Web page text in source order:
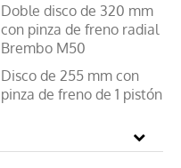
Doble disco de 320 mm
con pinza de freno radial
Brembo M50
Disco de 255 mm con
pinza de freno de 1 pistón